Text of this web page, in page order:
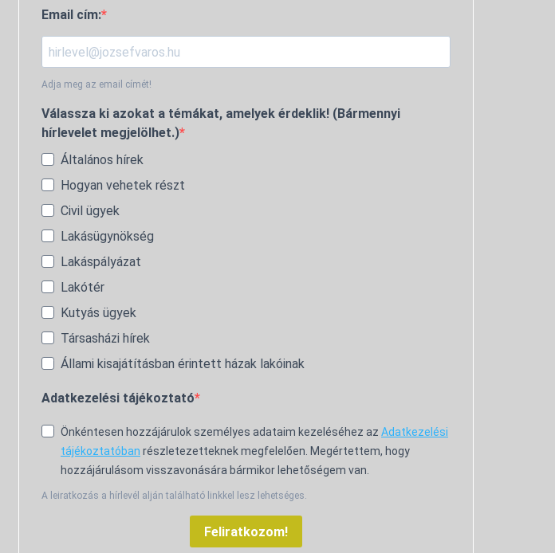
Email cím:
Adja meg az email címét!
Válassza ki azokat a témákat, amelyek érdeklik! (Bármennyi
hírlevelet megjelölhet.)
Általános hírek
Hogyan vehetek részt
Civil ügyek
Lakásügynökség
Lakáspályázat
Lakótér
Kutyás ügyek
Társasházi hírek
Állami kisajátításban érintett házak lakóinak
Adatkezelési tájékoztató
Önkéntesen hozzájárulok személyes adataim kezeléséhez az Adatkezelési
tájékoztatóban részletezetteknek megfelelően. Megértettem, hogy
hozzájárulásom visszavonására bármikor lehetőségem van.
A leiratkozás a hírlevél alján található linkkel lesz lehetséges.
Feliratkozom!